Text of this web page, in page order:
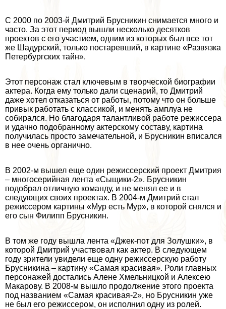
С 2000 по 2003-й Дмитрий Брусникин снимается много и
часто. За этот период вышли несколько десятков
проектов с его участием, одним из которых был все тот
же Шадурский, только постаревший, в картине «Развязка
Петербургских тайн».
Этот персонаж стал ключевым в творческой биографии
актера. Когда ему только дали сценарий, то Дмитрий
даже хотел отказаться от работы, потому что он больше
привык работать с классикой, и менять амплуа не
собирался. Но благодаря талантливой работе режиссера
и удачно подобранному актерскому составу, картина
получилась просто замечательной, и Брусникин вписался
в нее очень органично.
В 2002-м вышел еще один режиссерский проект Дмитрия
– многосерийная лента «Сыщики-2». Брусникин
подобрал отличную комaнду, и не менял ее и в
следующих своих проектах. В 2004-м Дмитрий стал
режиссером картины «Мур есть Мур», в которой снялся и
его сын Филипп Брусникин.
В том же году вышла лента «Джек-пот для Золушки», в
которой Дмитрий участвовал как актер. В следующем
году зрители увидели еще одну режиссерскую работу
Брусникина – картину «Самая красивая». Роли главных
персонажей достались Алене Хмельницкой и Алексею
Макарову. В 2008-м вышло продолжение этого проекта
под названием «Самая красивая-2», но Брусникин уже
не был его режиссером, он исполнил одну из ролей.